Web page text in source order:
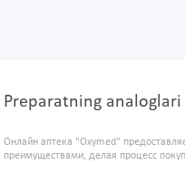
Preparatning
Онлайн аптека "Oxymed"
преимуществами, делая процесс